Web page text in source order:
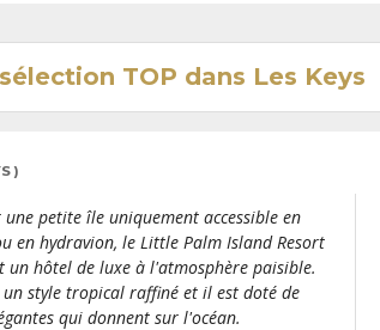
TOP dans Les Keys
)
une petite île uniquement accessible en
en hydravion, le Little Palm Island Resort
un hôtel de luxe à l'atmosphère paisible.
un style tropical raffiné et il est doté de
qui donnent sur l'océan.